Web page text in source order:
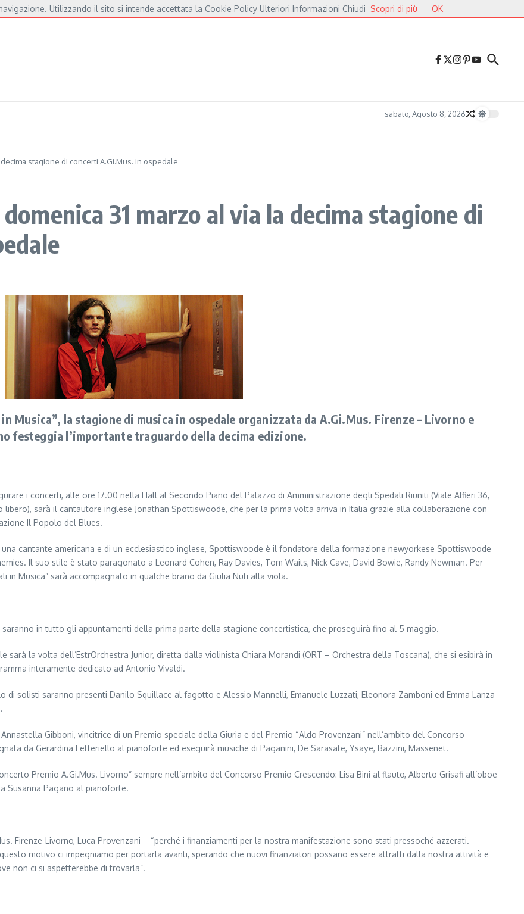
e Fossati Fulminacci a Pisa, una serata “indispensabile” in Piazza dei Cavalieri Druga Godba 2026, il gran finale: dalla poesia del folk alle pulsazioni
sabato, Agosto 8, 2026
stagione di concerti A.Gi.Mus. in ospedale
31 marzo al via la decima stagione di
Musica”, la stagione di musica in ospedale organizzata da A.Gi.Mus. Firenze – Livorno e
festeggia l’importante traguardo della decima edizione.
i concerti, alle ore 17.00 nella Hall al Secondo Piano del Palazzo di Amministrazione degli Spedali Riuniti (Viale Alfieri 36,
libero), sarà il cantautore inglese Jonathan Spottiswoode, che per la prima volta arriva in Italia grazie alla collaborazione con
Il Popolo del Blues.
una cantante americana e di un ecclesiastico inglese, Spottiswoode è il fondatore della formazione newyorkese Spottiswoode
Il suo stile è stato paragonato a Leonard Cohen, Ray Davies, Tom Waits, Nick Cave, David Bowie, Randy Newman. Per
in Musica” sarà accompagnato in qualche brano da Giulia Nuti alla viola.
in tutto gli appuntamenti della prima parte della stagione concertistica, che proseguirà fino al 5 maggio.
sarà la volta dell’EstrOrchestra Junior, diretta dalla violinista Chiara Morandi (ORT – Orchestra della Toscana), che si esibirà in
interamente dedicato ad Antonio Vivaldi.
di solisti saranno presenti Danilo Squillace al fagotto e Alessio Mannelli, Emanuele Luzzati, Eleonora Zamboni ed Emma Lanza
Gibboni, vincitrice di un Premio speciale della Giuria e del Premio “Aldo Provenzani” nell’ambito del Concorso
da Gerardina Letteriello al pianoforte ed eseguirà musiche di Paganini, De Sarasate, Ysaÿe, Bazzini, Massenet.
Premio A.Gi.Mus. Livorno” sempre nell’ambito del Concorso Premio Crescendo: Lisa Bini al flauto, Alberto Grisafi all’oboe
Susanna Pagano al pianoforte.
Firenze-Livorno, Luca Provenzani – “perché i finanziamenti per la nostra manifestazione sono stati pressoché azzerati.
motivo ci impegniamo per portarla avanti, sperando che nuovi finanziatori possano essere attratti dalla nostra attività e
non ci si aspetterebbe di trovarla”.
Utilizzando il sito si intende accettata la Cookie Policy Ulteriori Informazioni Chiudi Scopri di più OK